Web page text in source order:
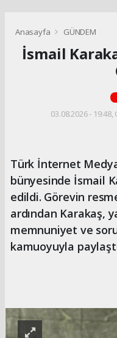
Anasayfa GÜNDEM
İsmail
03.08.2026 -
Türk İnternet
bünyesinde İsmail
edildi. Görevin
ardından Karakaş,
memnuniyet ve
kamuoyuyla